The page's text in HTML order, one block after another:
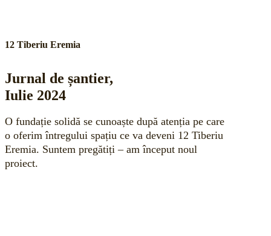
12 Tiberiu Eremia
Jurnal de șantier,
Iulie 2024
O fundație solidă se cunoaște după atenția pe care
o oferim întregului spațiu ce va deveni 12 Tiberiu
Eremia. Suntem pregătiți – am început noul
proiect.